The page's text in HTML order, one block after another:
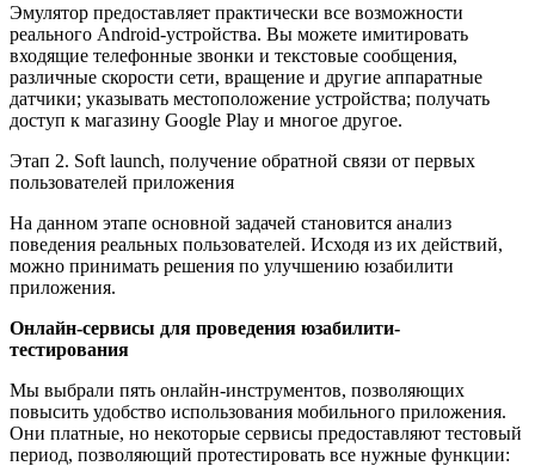
Эмулятор предоставляет практически все возможности
реального Android-устройства. Вы можете имитировать
входящие телефонные звонки и текстовые сообщения,
различные скорости сети, вращение и другие аппаратные
датчики; указывать местоположение устройства; получать
доступ к магазину Google Play и многое другое.
Этап 2. Soft launch, получение обратной связи от первых
пользователей приложения
На данном этапе основной задачей становится анализ
поведения реальных пользователей. Исходя из их действий,
можно принимать решения по улучшению юзабилити
приложения.
Онлайн-сервисы для проведения юзабилити-
тестирования
Мы выбрали пять онлайн-инструментов, позволяющих
повысить удобство использования мобильного приложения.
Они платные, но некоторые сервисы предоставляют тестовый
период, позволяющий протестировать все нужные функции: